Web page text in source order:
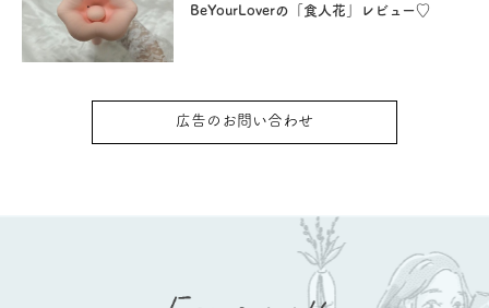
BeYourLoverの「食人花」レビュー♡
広告のお問い合わせ